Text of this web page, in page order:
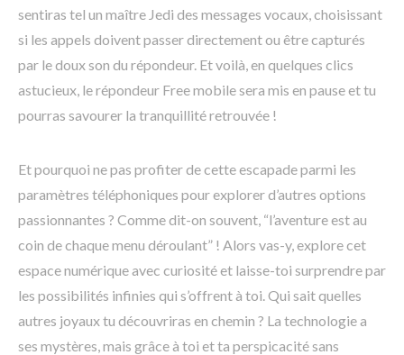
sentiras tel un maître Jedi des messages vocaux, choisissant
si les appels doivent passer directement ou être capturés
par le doux son du répondeur. Et voilà, en quelques clics
astucieux, le répondeur Free mobile sera mis en pause et tu
pourras savourer la tranquillité retrouvée !
Et pourquoi ne pas profiter de cette escapade parmi les
paramètres téléphoniques pour explorer d’autres options
passionnantes ? Comme dit-on souvent, “l’aventure est au
coin de chaque menu déroulant” ! Alors vas-y, explore cet
espace numérique avec curiosité et laisse-toi surprendre par
les possibilités infinies qui s’offrent à toi. Qui sait quelles
autres joyaux tu découvriras en chemin ? La technologie a
ses mystères, mais grâce à toi et ta perspicacité sans